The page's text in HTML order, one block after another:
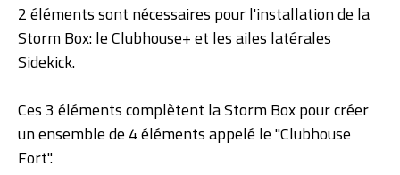
2 éléments sont nécessaires pour l'installation de la
Storm Box: leClubhouse+et lesailes latérales
Sidekick.
Ces 3 éléments complètent la Storm Box pour créer
un ensemble de 4 éléments appelé le "Clubhouse
Fort".